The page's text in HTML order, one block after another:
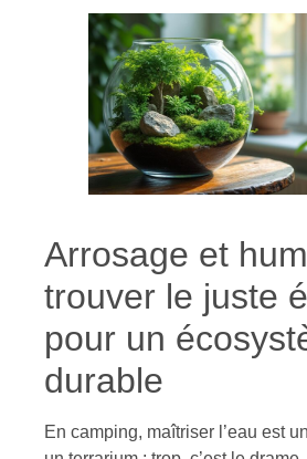
Arrosage et
trouver le juste
pour un
durable
En camping, maîtriser l’eau est